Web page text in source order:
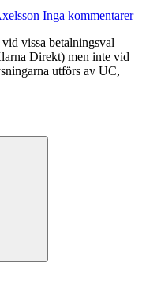
Inga kommentarer
vissa betalningsval
Direkt) men inte vid
utförs av UC,